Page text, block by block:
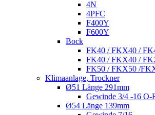
4N
4PFC
F400Y
F600Y
Bock
FK40 / FKX40 /
FK40 / FKX40 /
FK50 / FKX50 /
Klimaanlage, Trockner
Ø51 Länge 291mm
Gewinde 3/4 -16 O-
Ø54 Länge 139mm